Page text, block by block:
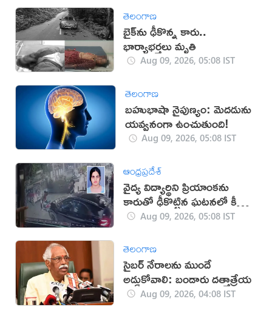
తెలంగాణ
బైక్‌ను ఢీకొన్న కారు..
భార్యాభర్తలు మృతి
Aug 09, 2026, 05:08 IST
తెలంగాణ
బహుభాషా నైపుణ్యం: మెదడును
యవ్వనంగా ఉంచుతుంది!
Aug 09, 2026, 05:08 IST
ఆంధ్రప్రదేశ్
వైద్య విద్యార్థిని ప్రియాంకను
కారుతో ఢీకొట్టిన ఘటనలో కీలక
పరిణామం
Aug 09, 2026, 05:08 IST
తెలంగాణ
సైబర్ నేరాలను ముందే
అడ్డుకోవాలి: బండారు దత్తాత్రేయ
Aug 09, 2026, 04:08 IST